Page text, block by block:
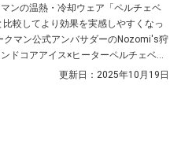
ンの温熱・冷却ウェア「ペルチェベ
較してより効果を実感しやすくなっ
クマン公式アンバサダーのNozomi's狩
ドコアアイス×ヒーターペルチェベス
くれました！ ぜひチェックしてみてく
更新日： 2025年10月19日